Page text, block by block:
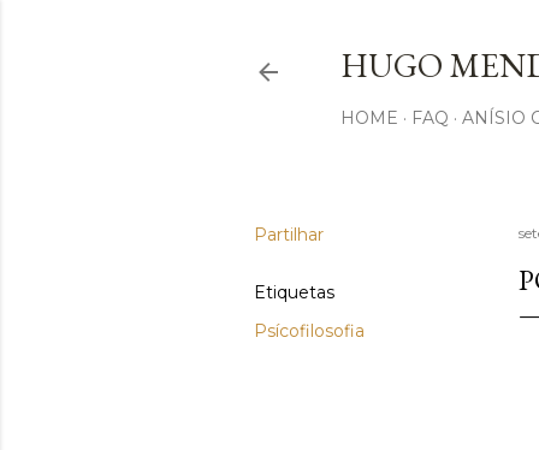
HUGO
HOME FAQ ANÍSIO
Partilhar
Etiquetas
Psícofilosofia